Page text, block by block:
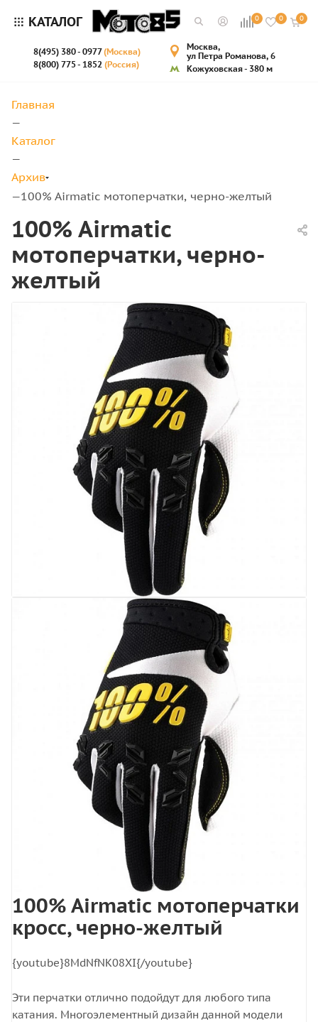
КАТАЛОГ 0 0 0
8(495) 380 - 0977(Москва)
8(800) 775 - 1852 (Россия)
Москва,
ул Петра Романова, 6
Кожуховская - 380 м
Главная
—
Каталог
—
Архив
—100% Airmatic мотоперчатки, черно-желтый
100% Airmatic
мотоперчатки, черно-
желтый
100% Airmatic мотоперчатки
кросс, черно-желтый
{youtube}8MdNfNK08XI{/youtube}
Эти перчатки отлично подойдут для любого типа
катания. Многоэлементный дизайн данной модели